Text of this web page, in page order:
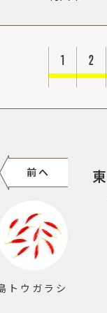
1 2
前へ
トウガラシ